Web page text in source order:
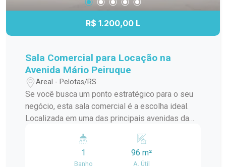
home office. Condomínio em localização
estratégica, com fácil deslocamento para
diferentes regiões da cidade. Entre em contato
conhecer este imóvel.
R$ 1.200,00 L
Sala Comercial para Locação na
Avenida Mário Peiruque
Areal - Pelotas/RS
Se você busca um ponto estratégico para o seu
negócio, esta sala comercial é a escolha ideal.
Localizada em uma das principais avenidas da
acesso e grande fluxo de pessoas e veículos.
Destaques do imóvel: Salão amplo e versátil,
1
Banho
96 m²
A. Útil